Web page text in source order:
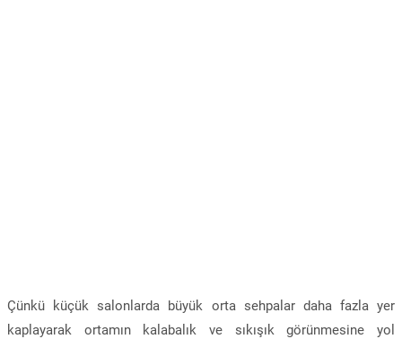
Çünkü küçük salonlarda büyük orta sehpalar daha fazla yer
kaplayarak ortamın kalabalık ve sıkışık görünmesine yol